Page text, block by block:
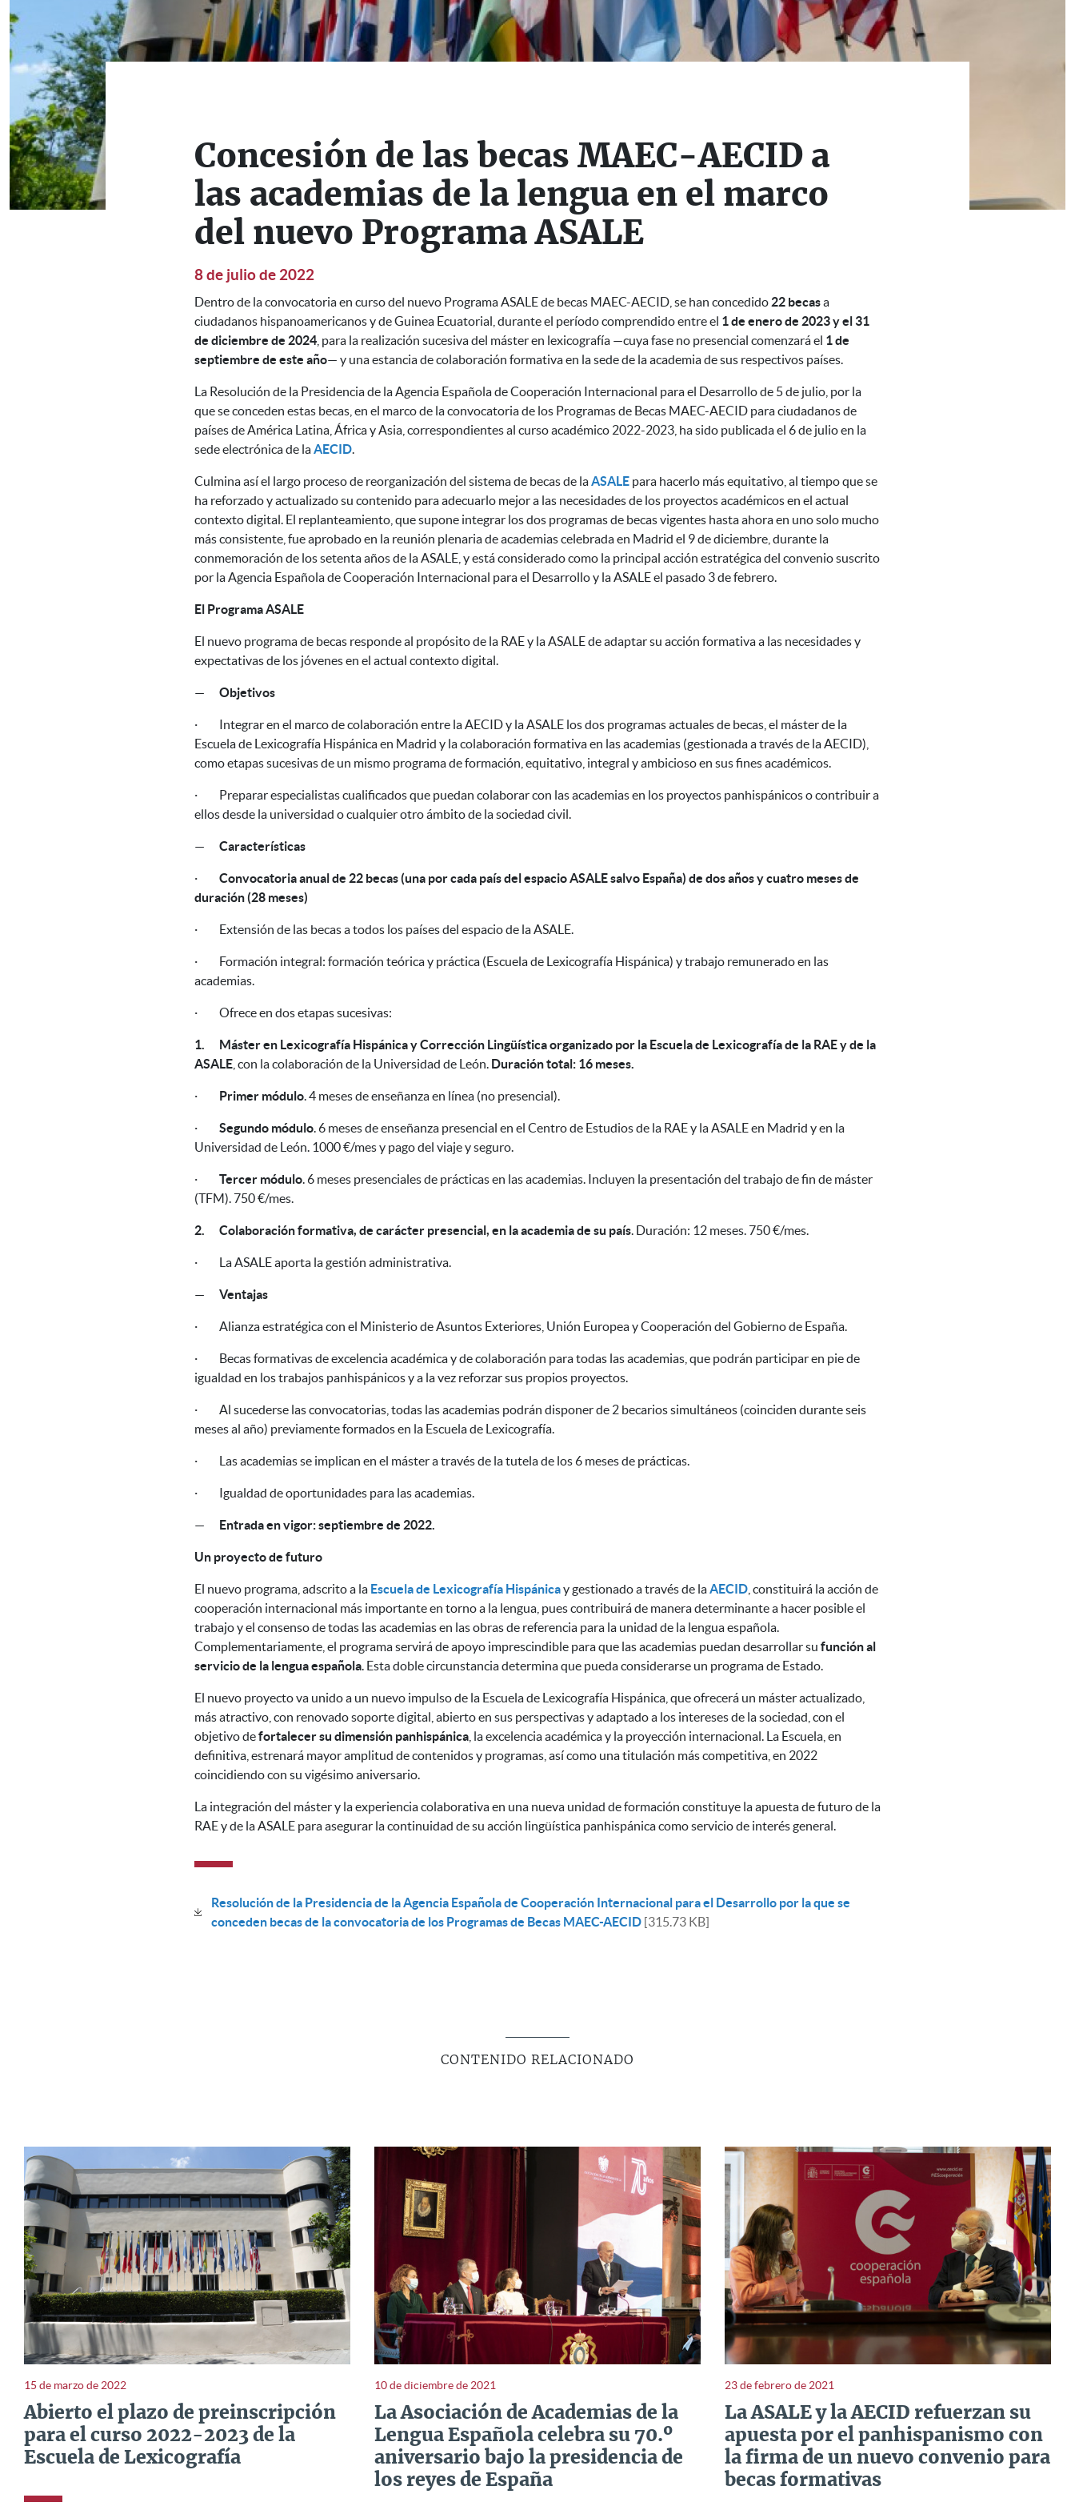
Concesión de las becas MAEC-AECID a
las academias de la lengua en el marco
del nuevo Programa ASALE
8 de julio de 2022
Dentro de la convocatoria en curso del nuevo Programa ASALE de becas MAEC-AECID, se han concedido 22 becasa
ciudadanos hispanoamericanos y de Guinea Ecuatorial, durante el período comprendido entre el 1 de enero de 2023 y el 31
de diciembre de 2024 , para la realización sucesiva del máster en lexicografía —cuya fase no presencial comenzará el 1 de
septiembre de este año— y una estancia de colaboración formativa en la sede de la academia de sus respectivos países.
La Resolución de la Presidencia de la Agencia Española de Cooperación Internacional para el Desarrollo de 5 de julio, por la
que se conceden estas becas, en el marco de la convocatoria de los Programas de Becas MAEC-AECID para ciudadanos de
países de América Latina, África y Asia, correspondientes al curso académico 2022-2023, ha sido publicada el 6 de julio en la
sede electrónica de laAECID.
Culmina así el largo proceso de reorganización del sistema de becas de laASALE para hacerlo más equitativo, al tiempo que se
ha reforzado y actualizado su contenido para adecuarlo mejor a las necesidades de los proyectos académicos en el actual
contexto digital. El replanteamiento, que supone integrar los dos programas de becas vigentes hasta ahora en uno solo mucho
más consistente, fue aprobado en la reunión plenaria de academias celebrada en Madrid el 9 de diciembre, durante la
conmemoración de los setenta años de la ASALE, y está considerado como la principal acción estratégica del convenio suscrito
por la Agencia Española de Cooperación Internacional para el Desarrollo y la ASALE el pasado 3 de febrero.
El Programa ASALE
El nuevo programa de becas responde al propósito de la RAE y la ASALEde adaptar su acción formativa a las necesidades y
expectativas de los jóvenes en el actual contexto digital.
— Objetivos
·
Integrar en el marco de colaboración entre la AECID y la ASALE los dos programas actuales de becas, el máster de la
Escuela de Lexicografía Hispánica en Madrid y la colaboración formativa en las academias (gestionada a través de la AECID),
como etapas sucesivas de un mismo programa de formación, equitativo, integral y ambicioso en sus fines académicos.
·
Preparar especialistas cualificados que puedan colaborar con las academias en los proyectos panhispánicos o contribuir a
ellos desde la universidad o cualquier otro ámbito de la sociedad civil.
— Características
·
Convocatoria anual de 22 becas (una por cada país del espacio ASALE salvo España) de dos años y cuatro meses de
duración (28 meses)
· Extensión de las becas a todos los países del espacio de la ASALE.
·
Formación integral: formación teórica y práctica (Escuela de Lexicografía Hispánica) y trabajo remunerado en las
academias.
· Ofrece en dos etapas sucesivas:
1.
Máster en Lexicografía Hispánica y Corrección Lingüística organizado por la Escuela de Lexicografía de la RAE y de la
ASALE , con la colaboración de la Universidad de León. Duración total: 16 meses.
· Primer módulo. 4 meses de enseñanza en línea (no presencial).
· Segundo módulo. 6 meses de enseñanza presencial en el Centro de Estudios de la RAE y la ASALE en Madrid y en la
Universidad de León. 1000 €/mes y pago del viaje y seguro.
· Tercer módulo. 6 meses presenciales de prácticas en las academias. Incluyen la presentación del trabajo de fin de máster
(TFM). 750 €/mes.
2. Colaboración formativa, de carácter presencial, en la academia de su país. Duración: 12 meses. 750 €/mes.
· La ASALE aporta lagestión administrativa.
— Ventajas
· Alianza estratégica con el Ministerio de Asuntos Exteriores, Unión Europea y Cooperación del Gobierno de España.
·
Becas formativas de excelencia académica y de colaboración para todas las academias, que podrán participar en pie de
igualdad en los trabajos panhispánicos y a la vez reforzar sus propios proyectos.
·
Al sucederse las convocatorias, todas las academias podrán disponer de 2 becarios simultáneos (coinciden durante seis
meses al año) previamente formados en la Escuela de Lexicografía.
· Las academias se implican en el máster a través de la tutela de los 6 meses de prácticas.
· Igualdad de oportunidades para las academias.
— Entrada en vigor: septiembre de 2022.
Un proyecto de futuro
El nuevo programa, adscrito a la Escuela de Lexicografía Hispánicay gestionado a través de laAECID , constituirá la acción de
cooperación internacional más importante en torno a la lengua, pues contribuirá de manera determinante a hacer posible el
trabajo y el consenso de todas las academias en las obras de referencia para la unidad de la lengua española.
Complementariamente, el programa servirá de apoyo imprescindible para que las academias puedan desarrollar su función al
servicio de la lengua española. Esta doble circunstancia determina que pueda considerarse un programa de Estado.
El nuevo proyecto va unido a un nuevo impulso de la Escuela de Lexicografía Hispánica, que ofrecerá un máster actualizado,
más atractivo, con renovado soporte digital, abierto en sus perspectivas y adaptado a los intereses de la sociedad, con el
objetivo defortalecer su dimensión panhispánica , la excelencia académica y la proyección internacional. La Escuela, en
definitiva, estrenará mayor amplitud de contenidos y programas, así como una titulación más competitiva, en 2022
coincidiendo con su vigésimo aniversario.
La integración del máster y la experiencia colaborativa en una nueva unidad de formación constituye la apuesta de futuro de la
RAE y de la ASALE para asegurar la continuidad de su acción lingüística panhispánica como servicio de interés general.
Resolución de la Presidencia de la Agencia Española de Cooperación Internacional para el Desarrollo por la que se
conceden becas de la convocatoria de los Programas de Becas MAEC-AECID [315.73 KB]
CONTENIDO RELACIONADO
15 de marzo de 2022
Abierto el plazo de preinscripción
para el curso 2022-2023 de la
Escuela de Lexicografía
10 de diciembre de 2021
La Asociación de Academias de la
Lengua Española celebra su 70.º
aniversario bajo la presidencia de
los reyes de España
23 de febrero de 2021
La ASALE y la AECID refuerzan su
apuesta por el panhispanismo con
la firma de un nuevo convenio para
becas formativas